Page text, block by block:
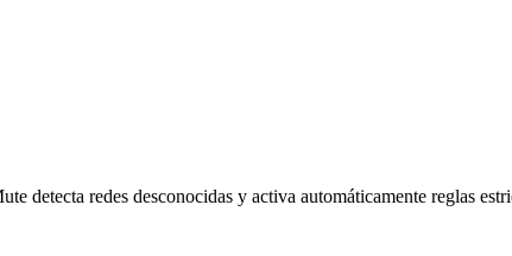
detecta redes desconocidas y activa automáticamente reglas